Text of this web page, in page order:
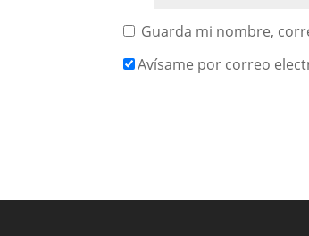
Guarda mi nombre,
Avísame por correo